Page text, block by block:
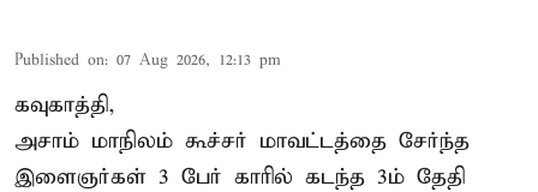
Published on: 07 Aug 2026, 12:13 pm
கவுகாத்தி,
அசாம் மாநிலம் கூச்சர் மாவட்டத்தை சேர்ந்த
இளைஞர்கள் 3 பேர் காரில் கடந்த 3ம் தேதி